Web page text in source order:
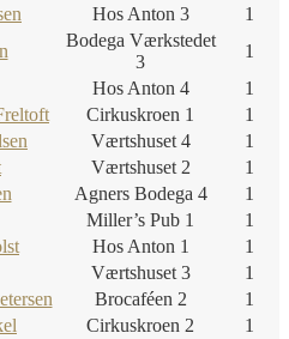
Hos Anton 3
1
Bodega Værkstedet
3
1
Hos Anton 4
1
Cirkuskroen 1
1
Værtshuset 4
1
Værtshuset 2
1
Agners Bodega 4
1
Miller’s Pub 1
1
Hos Anton 1
1
Værtshuset 3
1
Brocaféen 2
1
Cirkuskroen 2
1